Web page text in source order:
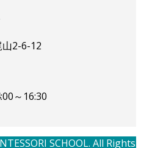
2-6-12
～16:30
SCHOOL. All Rights